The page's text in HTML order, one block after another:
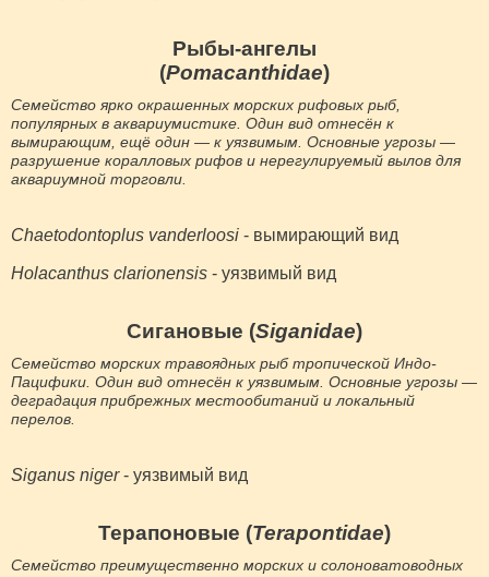
Рыбы-ангелы
(Pomacanthidae)
Семейство ярко окрашенных морских рифовых рыб,
популярных в аквариумистике. Один вид отнесён к
вымирающим, ещё один — к уязвимым. Основные угрозы —
разрушение коралловых рифов и нерегулируемый вылов для
аквариумной торговли.
Chaetodontoplus vanderloosi - вымирающий вид
Holacanthus clarionensis - уязвимый вид
Сигановые (Siganidae)
Семейство морских травоядных рыб тропической Индо-
Пацифики. Один вид отнесён к уязвимым. Основные угрозы —
деградация прибрежных местообитаний и локальный
перелов.
Siganus niger- уязвимый вид
Терапоновые (Terapontidae)
Семейство преимущественно морских и солоноватоводных